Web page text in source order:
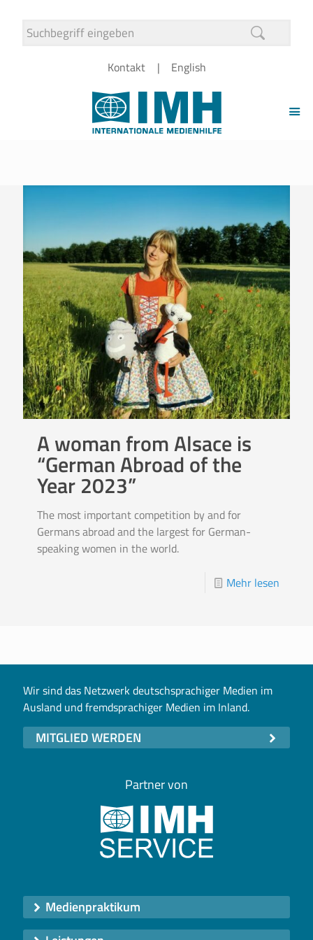
Kontakt English
A woman from Alsace is
“German Abroad of the
Year 2023”
The most important competition by and for
Germans abroad and the largest for German-
speaking women in the world.
Mehr lesen
Wir sind das Netzwerk deutschsprachiger Medien im
Ausland und fremdsprachiger Medien im Inland.
MITGLIED WERDEN
Partner von
Medienpraktikum